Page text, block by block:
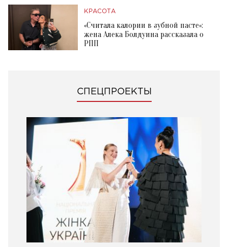
КРАСОТА
«Считала калории в зубной пасте»:
жена Алека Болдуина рассказала о
РПП
СПЕЦПРОЕКТЫ